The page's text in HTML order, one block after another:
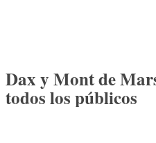
Dax y Mont de
todos los públicos